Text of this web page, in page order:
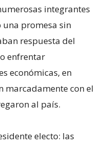
integrantes
una promesa sin
respuesta del
enfrentar
económicas, en
marcadamente con el
al país.
electo: las